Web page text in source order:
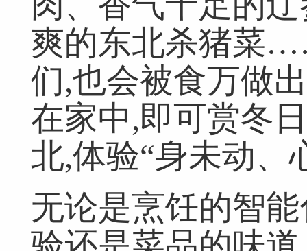
爽的东北杀猪菜
们,也会被食万做
在家中,即可赏冬
北,体验“身未动、
无论是烹饪的智
网友跟帖 共 0条 登录名： 密码： 匿名发布
网友评论仅供其表达个人看法，并不表明本网同意其观点或证实其描